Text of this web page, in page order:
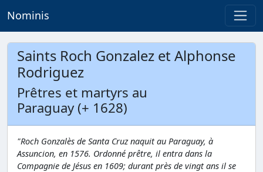
Nominis
Saints Roch Gonzalez et Alphonse
Rodriguez
Prêtres et martyrs au
Paraguay (+ 1628)
"Roch Gonzalès de Santa Cruz naquit au Paraguay, à
Assuncion, en 1576. Ordonné prêtre, il entra dans la
Compagnie de Jésus en 1609; durant près de vingt ans il se